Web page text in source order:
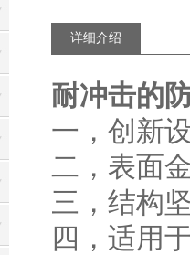
详细介绍
耐冲击的
一，创新
二，表面
三，结构
四，适用